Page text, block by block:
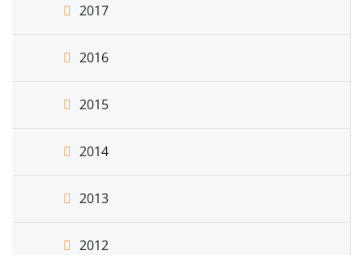
2017
2016
2015
2014
2013
2012